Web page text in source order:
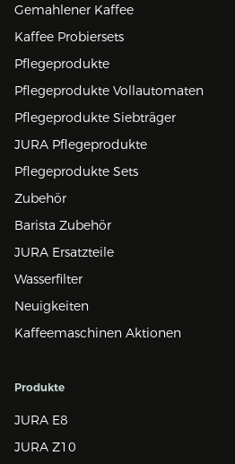
Gemahlener Kaffee
Kaffee Probiersets
Pflegeprodukte
Pflegeprodukte Vollautomaten
Pflegeprodukte Siebträger
JURA Pflegeprodukte
Pflegeprodukte Sets
Zubehör
Barista Zubehör
JURA Ersatzteile
Wasserfilter
Neuigkeiten
Kaffeemaschinen Aktionen
Produkte
JURA E8
JURA Z10